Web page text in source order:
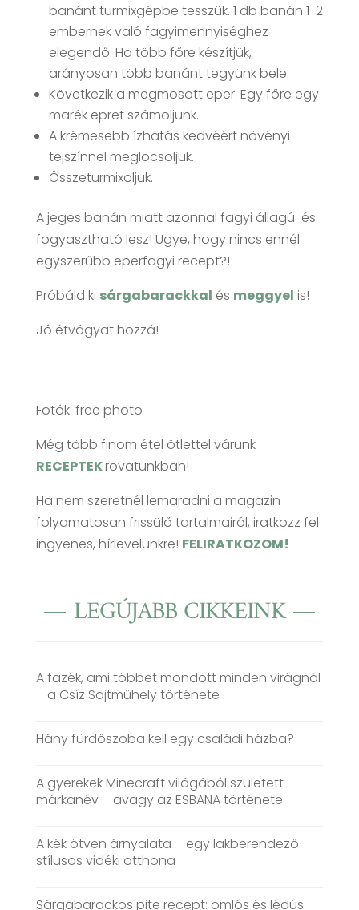
banánt turmixgépbe tesszük. 1 db banán 1-2
embernek való fagyimennyiséghez
elegendő. Ha több főre készítjük,
arányosan több banánt tegyünk bele.
Következik a megmosott eper. Egy főre egy
marék epret számoljunk.
A krémesebb ízhatás kedvéért növényi
tejszínnel meglocsoljuk.
Összeturmixoljuk.
A jeges banán miatt azonnal fagyi állagú és
fogyasztható lesz! Ugye, hogy nincs ennél
egyszerűbb eperfagyi recept?!
Próbáld ki sárgabarackkal és meggyel is!
Jó étvágyat hozzá!
Fotók: free photo
Még több finom étel ötlettel várunk
RECEPTEKrovatunkban!
Ha nem szeretnél lemaradni a magazin
folyamatosan frissülő tartalmairól, iratkozz fel
ingyenes, hírlevelünkre! FELIRATKOZOM!
LEGÚJABB CIKKEINK
A fazék, ami többet mondott minden virágnál
– a Csíz Sajtműhely története
Hány fürdőszoba kell egy családi házba?
A gyerekek Minecraft világából született
márkanév – avagy az ESBANA története
A kék ötven árnyalata – egy lakberendező
stílusos vidéki otthona
Sárgabarackos pite recept: omlós és lédús